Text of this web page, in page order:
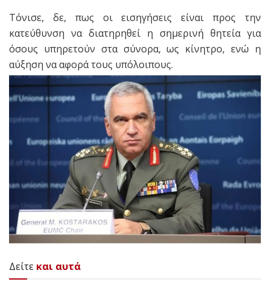
Τόνισε, δε, πως οι εισηγήσεις είναι προς την
κατεύθυνση να διατηρηθεί η σημερινή θητεία για
όσους υπηρετούν στα σύνορα, ως κίνητρο, ενώ η
αύξηση να αφορά τους υπόλοιπους.
Δείτε και αυτά